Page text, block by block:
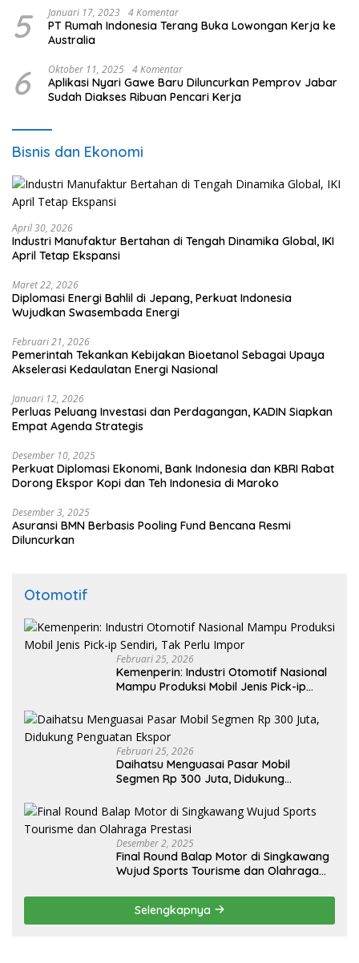
5 Januari 17, 2023 4 Komentar
PT Rumah Indonesia Terang Buka Lowongan Kerja ke
Australia
6 Oktober 11, 2025 4 Komentar
Aplikasi Nyari Gawe Baru Diluncurkan Pemprov Jabar
Sudah Diakses Ribuan Pencari Kerja
Bisnis dan Ekonomi
April 30, 2026
Industri Manufaktur Bertahan di Tengah Dinamika Global, IKI
April Tetap Ekspansi
Maret 22, 2026
Diplomasi Energi Bahlil di Jepang, Perkuat Indonesia
Wujudkan Swasembada Energi
Februari 21, 2026
Pemerintah Tekankan Kebijakan Bioetanol Sebagai Upaya
Akselerasi Kedaulatan Energi Nasional
Januari 12, 2026
Perluas Peluang Investasi dan Perdagangan, KADIN Siapkan
Empat Agenda Strategis
Desember 10, 2025
Perkuat Diplomasi Ekonomi, Bank Indonesia dan KBRI Rabat
Dorong Ekspor Kopi dan Teh Indonesia di Maroko
Desember 3, 2025
Asuransi BMN Berbasis Pooling Fund Bencana Resmi
Diluncurkan
Otomotif
Februari 25, 2026
Kemenperin: Industri Otomotif Nasional
Mampu Produksi Mobil Jenis Pick-ip
Februari 25, 2026
Daihatsu Menguasai Pasar Mobil
Segmen Rp 300 Juta, Didukung
Desember 2, 2025
Final Round Balap Motor di Singkawang
Wujud Sports Tourisme dan Olahraga
Selengkapnya